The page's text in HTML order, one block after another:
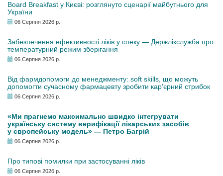
Board Breakfast у Києві: розглянуто сценарії майбутнього для
України
06 Серпня 2026 р.
Забезпечення ефективності ліків у спеку — Держлікслужба про
температурний режим зберігання
06 Серпня 2026 р.
Від фармдопомоги до менеджменту: soft skills, що можуть
допомогти сучасному фармацевту зробити кар’єрний стрибок
06 Серпня 2026 р.
«Ми прагнемо максимально швидко інтегрувати
українську систему верифікації лікарських засобів
у європейську модель» — Петро Багрій
06 Серпня 2026 р.
Про типові помилки при застосуванні ліків
06 Серпня 2026 р.